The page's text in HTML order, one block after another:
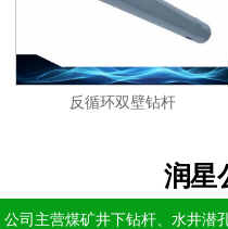
反循环双壁钻杆
润星
公司主营煤矿井下钻杆、水井潜